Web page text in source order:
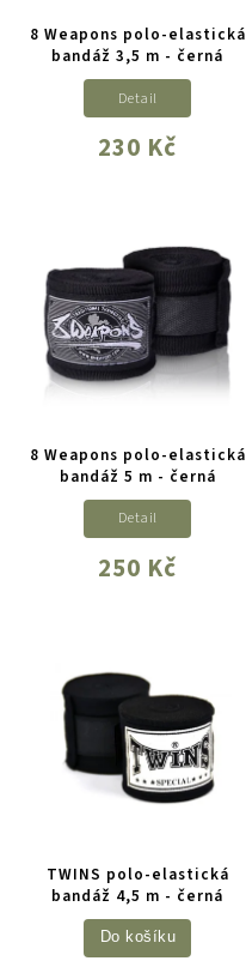
8 Weapons polo-elastická
bandáž 3,5 m - černá
230 Kč
Detail
8 Weapons polo-elastická
bandáž 5 m - černá
250 Kč
Detail
TWINS polo-elastická
bandáž 4,5 m - černá
Do košíku